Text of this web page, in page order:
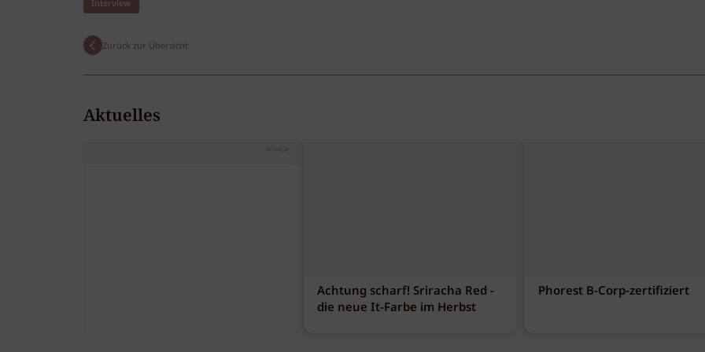
Interview
Zurück zur Übersicht
Aktuelles
Anzeige
Achtung scharf! Sriracha Red -
die neue It-Farbe im Herbst
Phorest B-Corp-zertifiziert